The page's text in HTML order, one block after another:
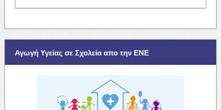
Αγωγή Υγείας σε Σχολεία απο την ΕΝΕ